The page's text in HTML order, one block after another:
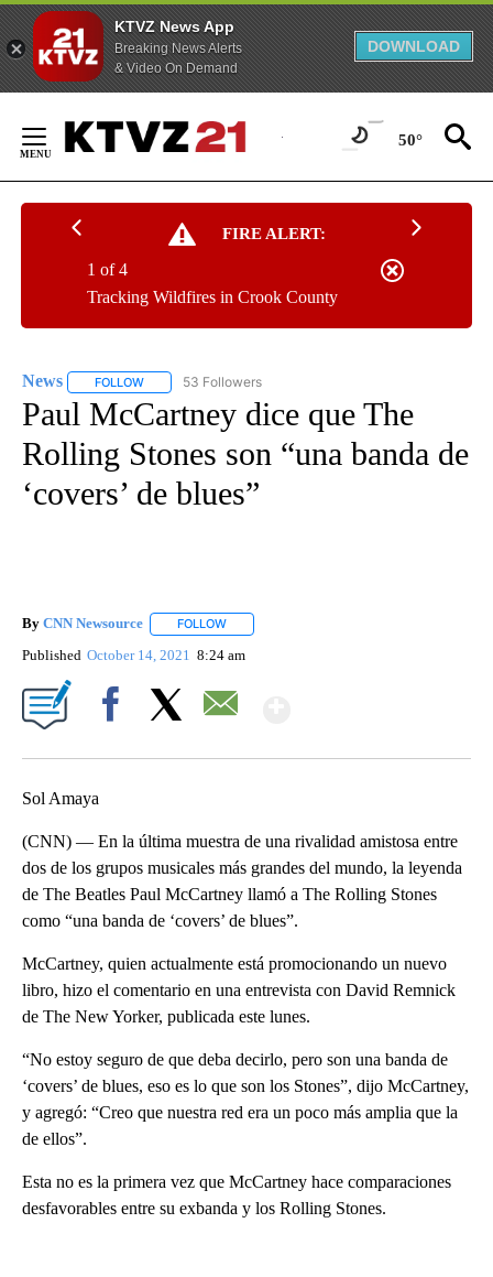
KTVZ News App
Breaking News Alerts
& Video On Demand
DOWNLOAD
Content
50°
FIRE ALERT:
Tracking Wildfires in Crook County
1 of 4
News FOLLOW FOLLOW "NEWS" TO RECEIVE NOTIFICATIONS ABOUT
53 Followers
Paul McCartney dice que The
Rolling Stones son “una banda de
‘covers’ de blues”
By CNN Newsource FOLLOW
Published October 14, 2021 8:24 am
Sol Amaya
(CNN) — En la última muestra de una rivalidad amistosa entre
dos de los grupos musicales más grandes del mundo, la leyenda
de The Beatles Paul McCartney llamó a The Rolling Stones
como “una banda de ‘covers’ de blues”.
McCartney, quien actualmente está promocionando un nuevo
libro, hizo el comentario en una entrevista con David Remnick
de The New Yorker, publicada este lunes.
“No estoy seguro de que deba decirlo, pero son una banda de
‘covers’ de blues, eso es lo que son los Stones”, dijo McCartney,
y agregó: “Creo que nuestra red era un poco más amplia que la
de ellos”.
Esta no es la primera vez que McCartney hace comparaciones
desfavorables entre su exbanda y los Rolling Stones.